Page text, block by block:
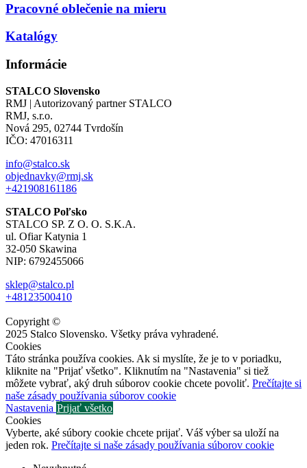
Pracovné oblečenie na mieru
Katalógy
Informácie
STALCO Slovensko
RMJ | Autorizovaný partner STALCO
RMJ, s.r.o.
Nová 295, 02744 Tvrdošín
IČO: 47016311
info@stalco.sk
objednavky@rmj.sk
+421908161186
STALCO Poľsko
STALCO SP. Z O. O. S.K.A.
ul. Ofiar Katynia 1
32-050 Skawina
NIP: 6792455066
sklep@stalco.pl
+48123500410
Copyright ©
2025 Stalco Slovensko. Všetky práva vyhradené.
Cookies
Táto stránka používa cookies. Ak si myslíte, že je to v poriadku,
kliknite na "Prijať všetko". Kliknutím na "Nastavenia" si tiež
môžete vybrať, aký druh súborov cookie chcete povoliť. Prečítajte si
naše zásady používania súborov cookie
Nastavenia Prijať všetko
Cookies
Vyberte, aké súbory cookie chcete prijať. Váš výber sa uloží na
jeden rok. Prečítajte si naše zásady používania súborov cookie